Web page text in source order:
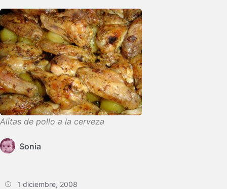
Alitas de pollo a la cerveza
Sonia
1 diciembre, 2008